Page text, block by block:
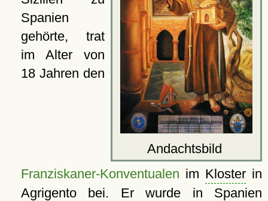
Andachtsbild
Spanien
gehörte, trat
im Alter von
18 Jahren den
Franziskaner-Konventualen im Klosterin
Agrigento bei. Er wurde in Spanien